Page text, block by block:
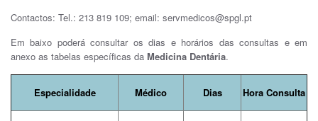
Contactos: Tel.: 213 819 109; email: servmedicos@spgl.pt
Em baixo poderá consultar os dias e horários das consultas e em
anexo as tabelas específicas da Medicina Dentária.
Especialidade Médico Dias Hora Consulta